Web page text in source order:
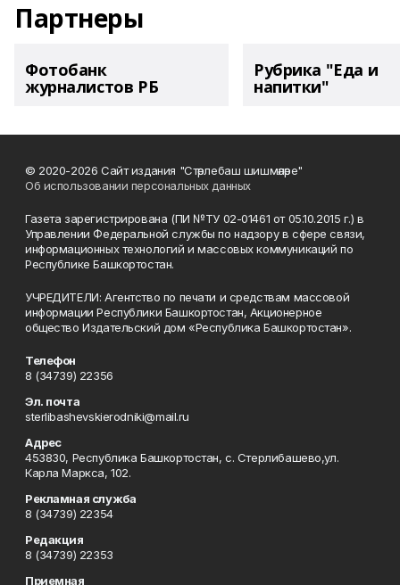
Партнеры
Фотобанк
журналистов РБ
Рубрика "Еда и
напитки"
© 2020-2026 Сайт издания "Стәрлебаш шишмәләре"
Об использовании персональных данных
Газета зарегистрирована (ПИ №ТУ 02-01461 от 05.10.2015 г.) в
Управлении Федеральной службы по надзору в сфере связи,
информационных технологий и массовых коммуникаций по
Республике Башкортостан.
УЧРЕДИТЕЛИ: Агентство по печати и средствам массовой
информации Республики Башкортостан, Акционерное
общество Издательский дом «Республика Башкортостан».
Телефон
8 (34739) 22356
Эл. почта
sterlibashevskierodniki@mail.ru
Адрес
453830, Республика Башкортостан, c. Стерлибашево,ул.
Карла Маркса, 102.
Рекламная служба
8 (34739) 22354
Редакция
8 (34739) 22353
Приемная